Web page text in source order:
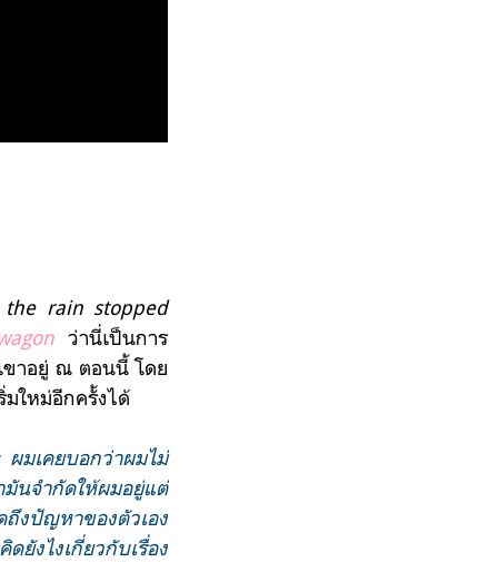
the rain stopped
ว่านี่เป็นการ
ขาอยู่ ณ ตอนนี้ โดย
มใหม่อีกครั้งได้
มเคยบอกว่าผมไม่
มันจำกัดให้ผมอยู่แต่
งปัญหาของตัวเอง
ยังไงเกี่ยวกับเรื่อง